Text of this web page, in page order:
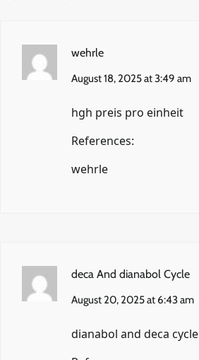
wehrle
August 18, 2025 at 3:49 am
hgh preis pro einheit
References:
wehrle
deca And dianabol Cycle
August 20, 2025 at 6:43 am
dianabol and deca cycle